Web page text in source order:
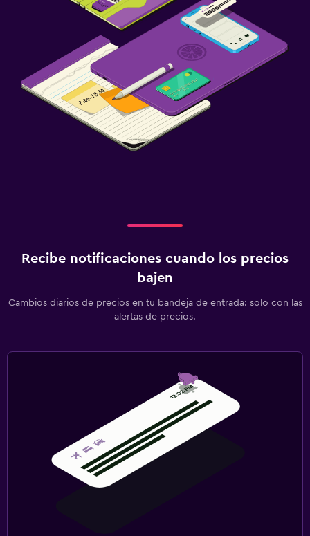
Recibe notificaciones cuando los precios
bajen
Cambios diarios de precios en tu bandeja de entrada: solo con las
alertas de precios.